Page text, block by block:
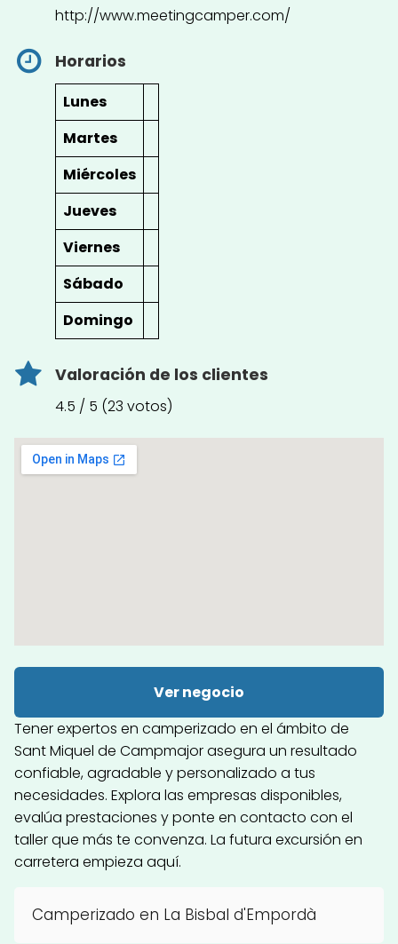
http://www.meetingcamper.com/
Horarios
Lunes
Martes
Miércoles
Jueves
Viernes
Sábado
Domingo
Valoración de los clientes
4.5 / 5 (23 votos)
Ver negocio
Tener expertos en camperizado en el ámbito de
Sant Miquel de Campmajor asegura un resultado
confiable, agradable y personalizado a tus
necesidades. Explora las empresas disponibles,
evalúa prestaciones y ponte en contacto con el
taller que más te convenza. La futura excursión en
carretera empieza aquí.
Camperizado en La Bisbal d'Empordà